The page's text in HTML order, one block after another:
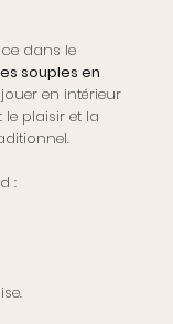
dans le
souples en
en intérieur
plaisir et la
: